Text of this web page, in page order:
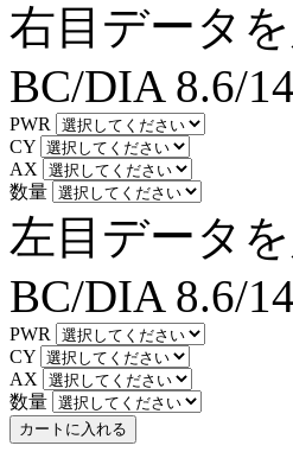
右目データ
BC/DIA 8.6/
PWR
CY
AX
数量
左目データ
BC/DIA 8.6/
PWR
CY
AX
数量
カートに入れる